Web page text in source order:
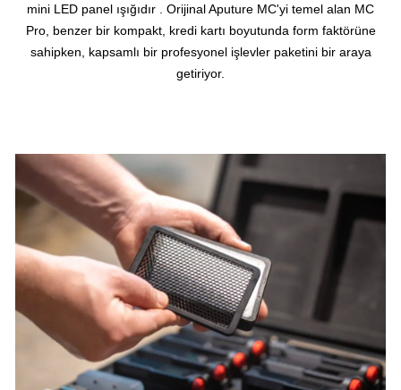
mini LED panel ışığıdır . Orijinal Aputure MC'yi temel alan MC
Pro, benzer bir kompakt, kredi kartı boyutunda form faktörüne
sahipken, kapsamlı bir profesyonel işlevler paketini bir araya
getiriyor.